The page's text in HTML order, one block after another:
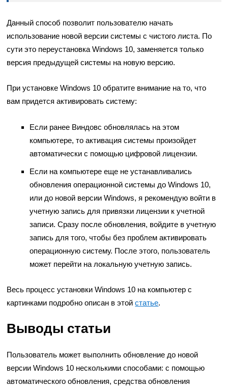
Данный способ позволит пользователю начать
использование новой версии системы с чистого листа. По
сути это переустановка Windows 10, заменяется только
версия предыдущей системы на новую версию.
При установке Windows 10 обратите внимание на то, что
вам придется активировать систему:
Если ранее Виндовс обновлялась на этом
компьютере, то активация системы произойдет
автоматически с помощью цифровой лицензии.
Если на компьютере еще не устанавливались
обновления операционной системы до Windows 10,
или до новой версии Windows, я рекомендую войти в
учетную запись для привязки лицензии к учетной
записи. Сразу после обновления, войдите в учетную
запись для того, чтобы без проблем активировать
операционную систему. После этого, пользователь
может перейти на локальную учетную запись.
Весь процесс установки Windows 10 на компьютер с
картинками подробно описан в этойстатье.
Выводы статьи
Пользователь может выполнить обновление до новой
версии Windows 10 несколькими способами: с помощью
автоматического обновления, средства обновления